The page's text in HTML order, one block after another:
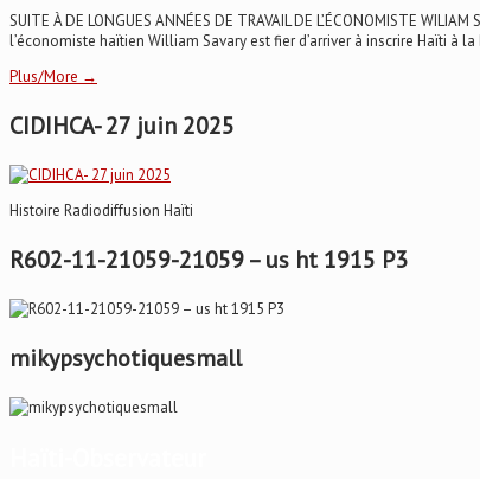
SUITE À DE LONGUES ANNÉES DE TRAVAIL DE L’ÉCONOMISTE
l’économiste haïtien William Savary est fier d’arriver à inscrire Haïti à
Plus/More →
CIDIHCA- 27 juin 2025
Histoire Radiodiffusion Haïti
R602-11-21059-21059 – us ht 1915 P3
mikypsychotiquesmall